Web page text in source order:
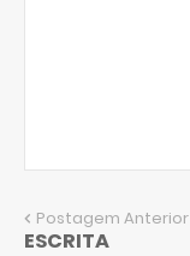
Postagem Anterior
ESCRITA